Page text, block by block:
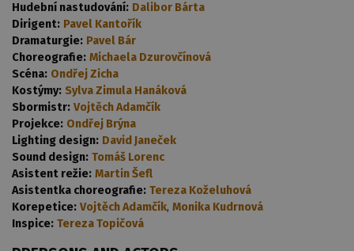
Hudební nastudování: Dalibor Bárta
Dirigent: Pavel Kantořík
Dramaturgie: Pavel Bár
Choreografie: Michaela Dzurovčínová
Scéna: Ondřej Zicha
Kostýmy: Sylva Zimula Hanáková
Sbormistr: Vojtěch Adamčík
Projekce: Ondřej Brýna
Lighting design: David Janeček
Sound design: Tomáš Lorenc
Asistent režie: Martin Šefl
Asistentka choreografie: Tereza Koželuhová
Korepetice: Vojtěch Adamčík, Monika Kudrnová
Inspice: Tereza Topičová